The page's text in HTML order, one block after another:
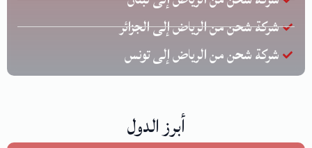
شركة شحن من الرياض إلى الجزائر
شركة شحن من الرياض إلى تونس
أبرز الدول